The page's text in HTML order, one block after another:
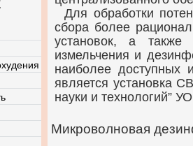
Для обработки
сбора более
установок, а также
измельчения и
наиболее доступных
является установка
науки и технологий”
Микроволновая